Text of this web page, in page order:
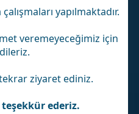
yapılmaktadır.
veremeyeceğimiz için
ziyaret ediniz.
teşekkür ederiz.